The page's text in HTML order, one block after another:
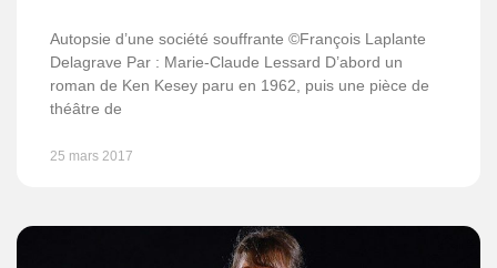
Autopsie d’une société souffrante ©François Laplante
Delagrave Par : Marie-Claude Lessard D’abord un
roman de Ken Kesey paru en 1962, puis une pièce de
théâtre de
25 mars 2017